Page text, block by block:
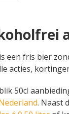
een fris bier
acties,
50cl
. Naast